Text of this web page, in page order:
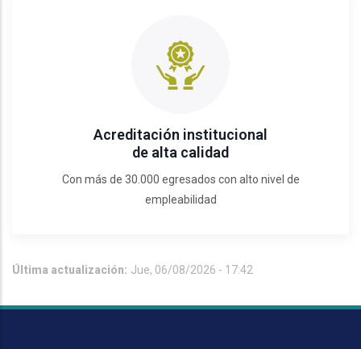
Acreditación institucional
de alta calidad
Con más de 30.000 egresados con alto nivel de
empleabilidad
Última actualización: Jue, 06/08/2026 - 17:42